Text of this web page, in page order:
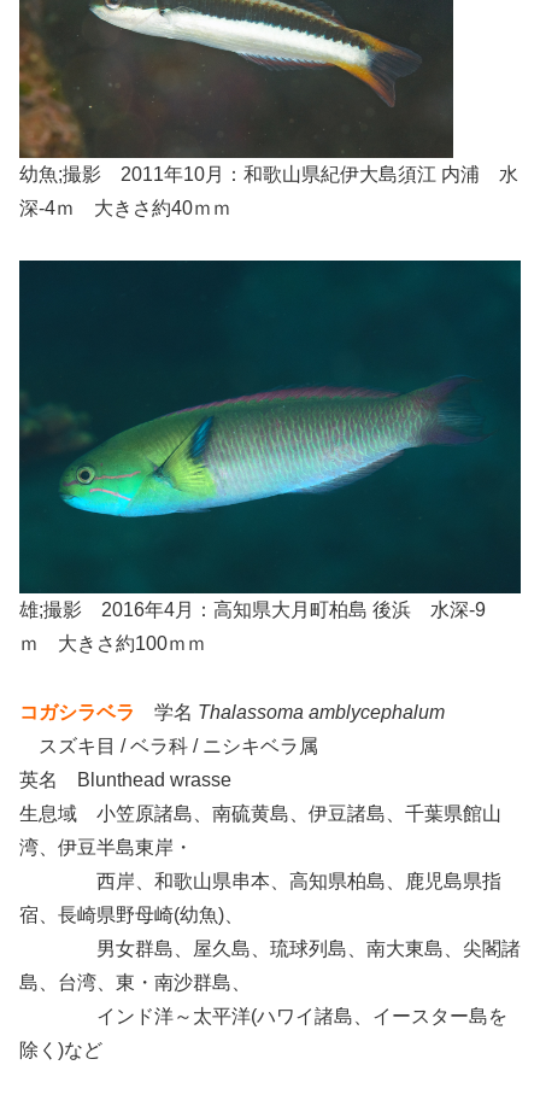
幼魚;撮影 2011年10月：和歌山県紀伊大島須江 内浦 水
深-4ｍ 大きさ約40ｍｍ
雄;撮影 2016年4月：高知県大月町柏島 後浜 水深-9
ｍ 大きさ約100ｍｍ
コガシラベラ 学名 Thalassoma amblycephalum
スズキ目 / ベラ科 / ニシキベラ属
英名 Blunthead wrasse
生息域 小笠原諸島、南硫黄島、伊豆諸島、千葉県館山
湾、伊豆半島東岸・
西岸、和歌山県串本、高知県柏島、鹿児島県指
宿、長崎県野母崎(幼魚)、
男女群島、屋久島、琉球列島、南大東島、尖閣諸
島、台湾、東・南沙群島、
インド洋～太平洋(ハワイ諸島、イースター島を
除く)など